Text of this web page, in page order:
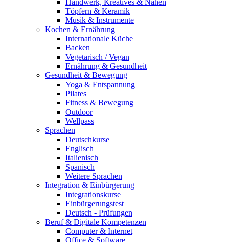
Handwerk, Kreatives & Nähen
Töpfern & Keramik
Musik & Instrumente
Kochen & Ernährung
Internationale Küche
Backen
Vegetarisch / Vegan
Ernährung & Gesundheit
Gesundheit & Bewegung
Yoga & Entspannung
Pilates
Fitness & Bewegung
Outdoor
Wellpass
Sprachen
Deutschkurse
Englisch
Italienisch
Spanisch
Weitere Sprachen
Integration & Einbürgerung
Integrationskurse
Einbürgerungstest
Deutsch - Prüfungen
Beruf & Digitale Kompetenzen
Computer & Internet
Office & Software